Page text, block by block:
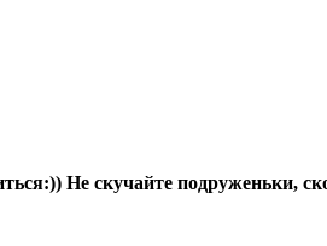
Не скучайте подруженьки,